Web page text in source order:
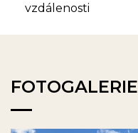
vzdálenosti
FOTOGALERIE